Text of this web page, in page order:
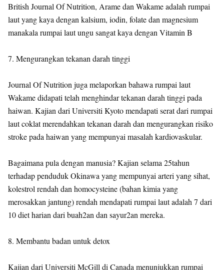
British Journal Of Nutrition, Arame dan Wakame adalah rumpai
laut yang kaya dengan kalsium, iodin, folate dan magnesium
manakala rumpai laut ungu sangat kaya dengan Vitamin B
7. Mengurangkan tekanan darah tinggi
Journal Of Nutrition juga melaporkan bahawa rumpai laut
Wakame didapati telah menghindar tekanan darah tinggi pada
haiwan. Kajian dari Universiti Kyoto mendapati serat dari rumpai
laut coklat merendahkan tekanan darah dan mengurangkan risiko
stroke pada haiwan yang mempunyai masalah kardiovaskular.
Bagaimana pula dengan manusia? Kajian selama 25tahun
terhadap penduduk Okinawa yang mempunyai arteri yang sihat,
kolestrol rendah dan homocysteine (bahan kimia yang
merosakkan jantung) rendah mendapati rumpai laut adalah 7 dari
10 diet harian dari buah2an dan sayur2an mereka.
8. Membantu badan untuk detox
Kajian dari Universiti McGill di Canada menunjukkan rumpai